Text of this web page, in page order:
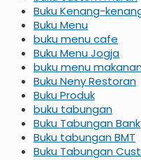
Buku Kenang-
Buku Menu
buku menu cafe
Buku Menu Jogja
buku menu
Buku Neny Restoran
Buku Produk
buku tabungan
Buku Tabungan Bank
Buku tabungan BMT
Buku Tabungan